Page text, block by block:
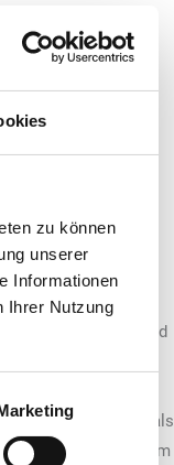
zu können
unserer
Informationen
Ihrer Nutzung
2022 mehr als
Aral Tankstellen in
Mit Uli Kiendl als
ryd: „Uli bringt
Vertrieb und
er unsere Rolle als
Wachstum